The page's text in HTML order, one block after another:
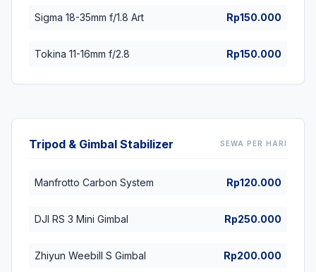
Sigma 18-35mm f/1.8 Art Rp150.000
Tokina 11-16mm f/2.8 Rp150.000
Tripod & Gimbal Stabilizer SEWA PER HARI
Manfrotto Carbon System Rp120.000
DJI RS 3 Mini Gimbal Rp250.000
Zhiyun Weebill S Gimbal Rp200.000